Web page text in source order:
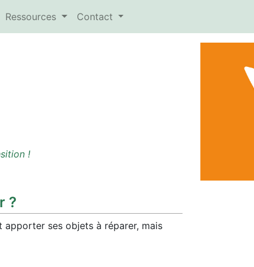
Ressources Contact
!
?
apporter ses objets à réparer, mais